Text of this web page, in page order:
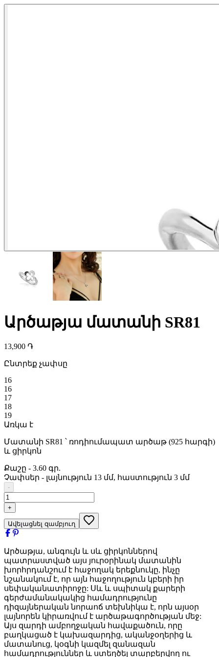
Արծաթյա մատանի SR81
13,900 ֏
Ընտրեք չափսը
16
16
17
18
19
Առկա է
Մատանի SR81 ՝ ռոդիումապատ արծաթ (925 հարգի)
և ցիրկոն
Քաշը - 3.60 գր.
Չափսեր - լայնություն 13 մմ, հաստություն 3 մմ
-
+
Ավելացնել զամբյուղ
Արծաթյա, անգույն և սև ցիրկոններով
պատրաստված այս յուրօրինակ մատանին
խորհրդանշում է հաջողակ երեքնուկը, ինչը
նշանակում է, որ այն հաջողություն կբերի իր
սեփականատիրոջը: Սև և սպիտակ քարերի
գերժամանակակից համադրությունը
դիզայներական նորաոճ տեխնիկա է, որն այսօր
լայնորեն կիրառվում է արծաթագործության մեջ:
Այս զարդի ամբողջական հավաքածուն, որը
բաղկացած է կախազարդից, ականջօղերից և
մատանուց, կօգնի կազմել զանազան
համադրություններ և ստեղծել տարբերվող ու